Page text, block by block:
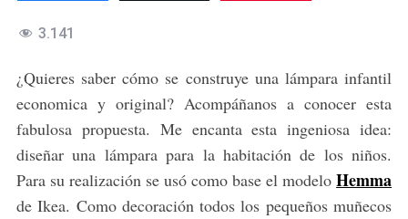
3.141
¿Quieres saber cómo se construye una lámpara infantil
economica y original? Acompáñanos a conocer esta
fabulosa propuesta. Me encanta esta ingeniosa idea:
diseñar una lámpara para la habitación de los niños.
Para su realización se usó como base el modeloHemma
de Ikea. Como decoración todos los pequeños muñecos